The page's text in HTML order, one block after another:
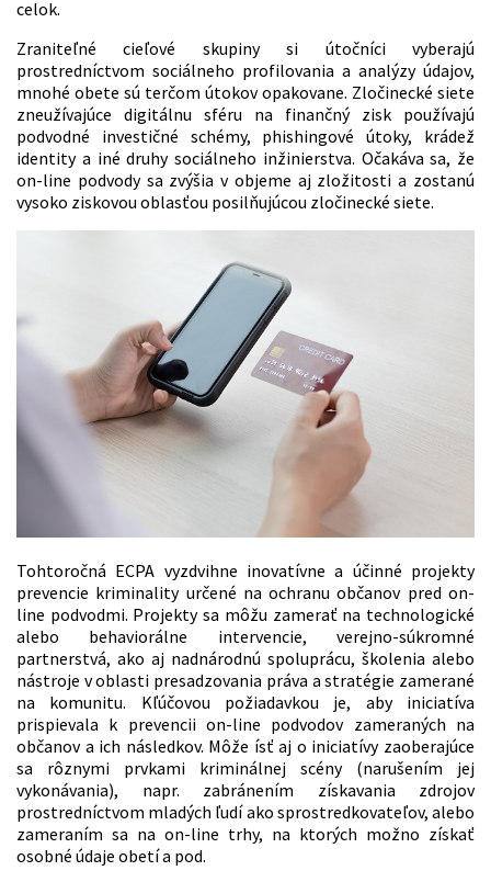
celok.
Zraniteľné cieľové skupiny si útočníci vyberajú
prostredníctvom sociálneho profilovania a analýzy údajov,
mnohé obete sú terčom útokov opakovane. Zločinecké siete
zneužívajúce digitálnu sféru na finančný zisk používajú
podvodné investičné schémy, phishingové útoky, krádež
identity a iné druhy sociálneho inžinierstva. Očakáva sa, že
on-line podvody sa zvýšia v objeme aj zložitosti a zostanú
vysoko ziskovou oblasťou posilňujúcou zločinecké siete.
Tohtoročná ECPA vyzdvihne inovatívne a účinné projekty
prevencie kriminality určené na ochranu občanov pred on-
line podvodmi. Projekty sa môžu zamerať na technologické
alebo behaviorálne intervencie, verejno-súkromné
partnerstvá, ako aj nadnárodnú spoluprácu, školenia alebo
nástroje v oblasti presadzovania práva a stratégie zamerané
na komunitu. Kľúčovou požiadavkou je, aby iniciatíva
prispievala k prevencii on-line podvodov zameraných na
občanov a ich následkov. Môže ísť aj o iniciatívy zaoberajúce
sa rôznymi prvkami kriminálnej scény (narušením jej
vykonávania), napr. zabránením získavania zdrojov
prostredníctvom mladých ľudí ako sprostredkovateľov, alebo
zameraním sa na on-line trhy, na ktorých možno získať
osobné údaje obetí a pod.